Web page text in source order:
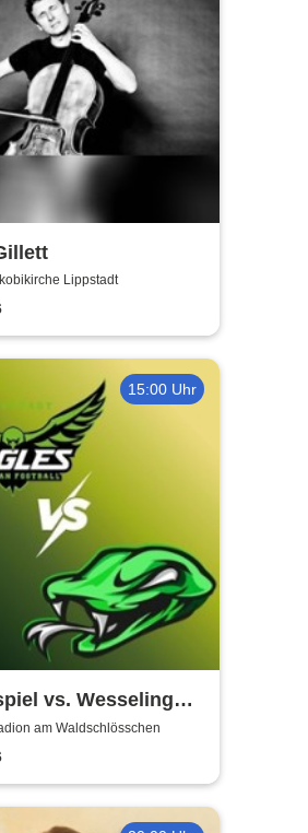
Lippstadt
15:00 Uhr
vs. Wesseling
am Waldschlösschen